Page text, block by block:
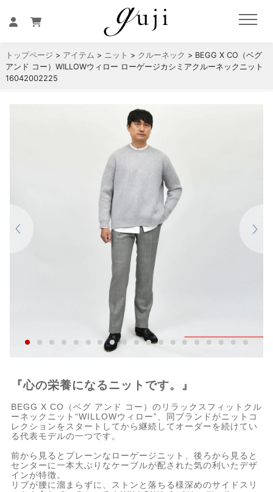
トップページ > アイテム > ニット > クルーネック > BEGG X CO（ベグ
アンド コー）WILLOWウィロー ローゲージカシミアクルーネックニット
16042002225
『心の栄養になるニットです。』
BEGG X CO（ベグ アンド コー）のリラックスフィットクル
ーネックニット“WILLOWウィロー”、同ブランドがニットコ
レクションをスタートしてから継続してオーダーを続けてい
る代表モデルの一つです。
前から見るとプレーンなローゲージニット、後ろから見ると
センターに一本大ぶりなケーブルが配された気の利いたデザ
インが特徴。
リブが腰に溜まらずに、ストンと落ちる様深めのサイドスリ